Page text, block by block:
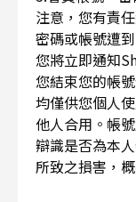
注意，您有責
密碼或帳號遭
您將立即通知
您結束您的帳
均僅供您個人
他人合用。帳
辯識是否為本
所致之損害，